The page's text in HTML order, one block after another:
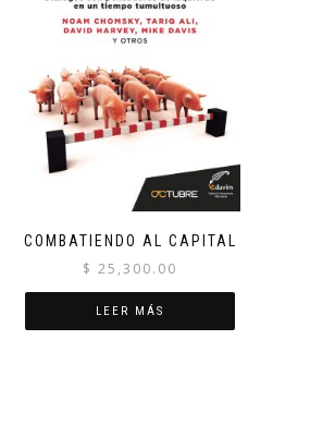
COMBATIENDO AL CAPITAL
$ 25,300.00
LEER MÁS